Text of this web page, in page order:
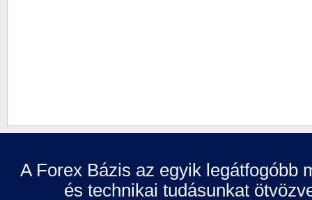
A Forex Bázis az egyik legátfogóbb
és technikai tudásunkat